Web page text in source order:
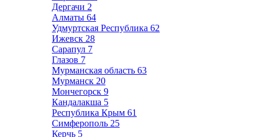
Дергачи 2
Алматы 64
Удмуртская Республика 62
Ижевск 28
Сарапул 7
Глазов 7
Мурманская область 63
Мурманск 20
Мончегорск 9
Кандалакша 5
Республика Крым 61
Симферополь 25
Керчь 5